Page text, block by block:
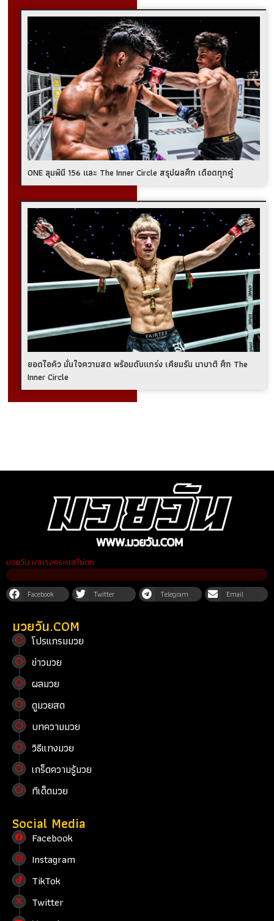
ONE ลุมพินี 156 และ The Inner Circle สรุปผลศึก เดือดทุกคู่
ยอดไอคิว มั่นใจความสด พร้อมดับแกร่ง เคียมรัน นาบาติ ศึก The
Inner Circle
มวยวัน มาแรงกระแสไม่ตก
Facebook Twitter Telegram Email
มวยวัน.COM
โปรแกรมมวย
ข่าวมวย
ผลมวย
ดูมวยสด
บทความมวย
วิธีแทงมวย
เกร็ดความรู้มวย
ทีเด็ดมวย
Social Media
Facebook
Instagram
TikTok
Twitter